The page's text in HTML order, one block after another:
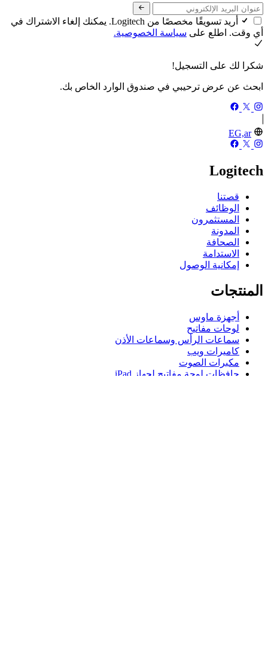
أريد تسويقًا مخصصًا من Logitech. يمكنك إلغاء الاشتراك في
أي وقت. اطلع على سياسة الخصوصية.
شكرا لك على التسجيل!
ابحث عن عرض ترحيبي في صندوق الوارد الخاص بك.
EG,ar
Logitech
قصتنا
الوظائف
المستثمرون
المدونة
الصحافة
الاستدامة
إمكانية الوصول
المنتجات
أجهزة ماوس
لوحات مفاتيح
سماعات الرأس وسماعات الأذن
كاميرات ويب
مكبرات الصوت
حافظات لوحة مفاتيح لجهاز iPad